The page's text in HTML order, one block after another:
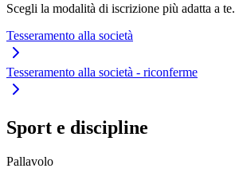
Scegli la modalità di iscrizione più adatta a te.
Tesseramento alla società
Tesseramento alla società - riconferme
Sport e discipline
Pallavolo